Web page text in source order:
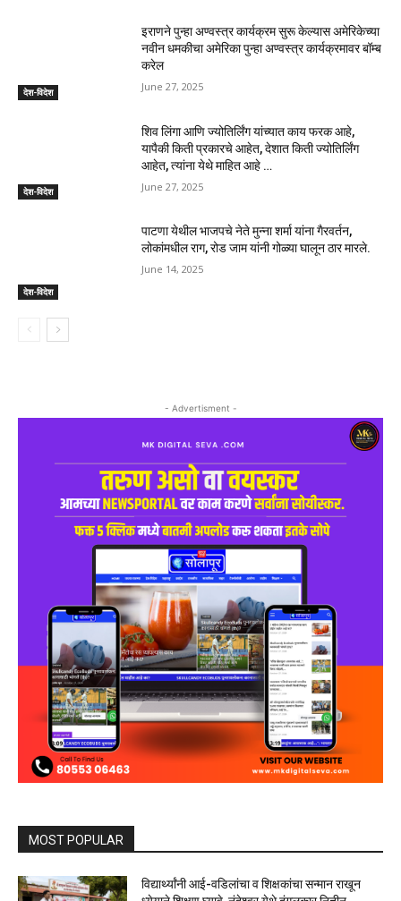
देश-विदेश
इराणने पुन्हा अण्वस्त्र कार्यक्रम सुरू केल्यास अमेरिकेच्या
नवीन धमकीचा अमेरिका पुन्हा अण्वस्त्र कार्यक्रमावर बॉम्ब
करेल
June 27, 2025
देश-विदेश
शिव लिंगा आणि ज्योतिर्लिंग यांच्यात काय फरक आहे,
यापैकी किती प्रकारचे आहेत, देशात किती ज्योतिर्लिंग
आहेत, त्यांना येथे माहित आहे …
June 27, 2025
देश-विदेश
पाटणा येथील भाजपचे नेते मुन्ना शर्मा यांना गैरवर्तन,
लोकांमधील राग, रोड जाम यांनी गोळ्या घालून ठार मारले.
June 14, 2025
- Advertisment -
MOST POPULAR
विद्यार्थ्यांनी आई-वडिलांचा व शिक्षकांचा सन्मान राखून